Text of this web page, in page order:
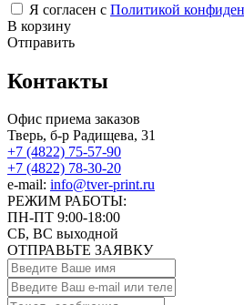
Я согласен с Политикой
В корзину
Отправить
Контакты
Офис приема заказов
Тверь, б-р Радищева, 31
+7 (4822) 75-57-90
+7 (4822) 78-30-20
e-mail: info@tver-print.ru
РЕЖИМ РАБОТЫ:
ПН-ПТ 9:00-18:00
СБ, ВС выходной
ОТПРАВЬТЕ ЗАЯВКУ